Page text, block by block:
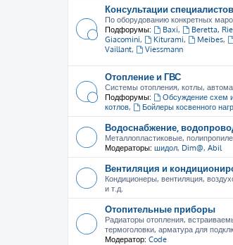
Консультации специалистов
По оборудованию конкретных
Подфорумы:
Baxi, Beretta,
Giacomini, Kiturami, Meibes,
Vaillant, Viessmann
Отопление и ГВС
Системы отопления, котлы,
Подфорумы:
Обсуждение схем
котлов, Бойлеры косвенного
Водоснабжение,
Металлопластиковые,
Модераторы: шидол, Dim@, Abil
Вентиляция и
Кондиционеры, вентиляция,
и т.д.
Отопительные приборы
Радиаторы отопления,
термоголовки, арматура для
Модератор: Code